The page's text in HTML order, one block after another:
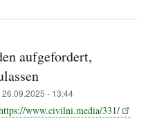
Mass?
Faschismus
und
Slawa
ganz
normal?
aufgefordert,
26.09.2025 - 13:44
www.civilni.media/331/